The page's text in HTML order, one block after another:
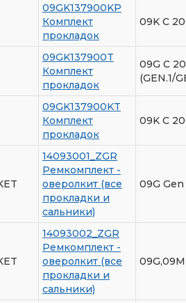
09GK137900KP
Комплект
прокладок
09K С
09GK137900T
Комплект
прокладок
09G С
(GEN.1/
09GK137900KT
Комплект
прокладок
09K C
14093001_ZGR
Ремкомплект -
оверолкит (все
прокладки и
сальники)
09G Gen
14093002_ZGR
Ремкомплект -
оверолкит (все
прокладки и
сальники)
09G,09M